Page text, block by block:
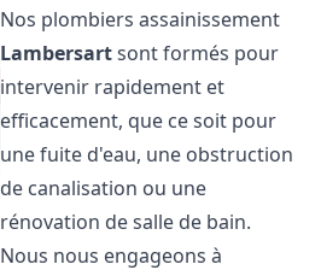
Nos plombiers assainissement
Lambersartsont formés pour
intervenir rapidement et
efficacement, que ce soit pour
une fuite d'eau, une obstruction
de canalisation ou une
rénovation de salle de bain.
Nous nous engageons à